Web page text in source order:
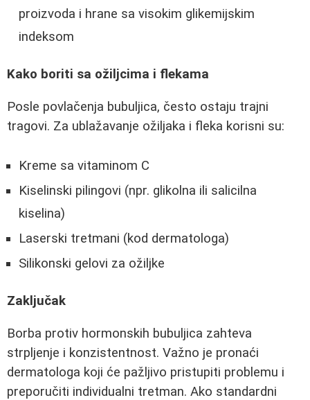
proizvoda i hrane sa visokim glikemijskim
indeksom
Kako boriti sa ožiljcima i flekama
Posle povlačenja bubuljica, često ostaju trajni
tragovi. Za ublažavanje ožiljaka i fleka korisni su:
Kreme sa vitaminom C
Kiselinski pilingovi (npr. glikolna ili salicilna
kiselina)
Laserski tretmani (kod dermatologa)
Silikonski gelovi za ožiljke
Zaključak
Borba protiv hormonskih bubuljica zahteva
strpljenje i konzistentnost. Važno je pronaći
dermatologa koji će pažljivo pristupiti problemu i
preporučiti individualni tretman. Ako standardni